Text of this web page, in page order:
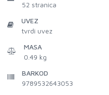
52 stranica
UVEZ
tvrdi uvez
MASA
0.49 kg
BARKOD
9789532643053